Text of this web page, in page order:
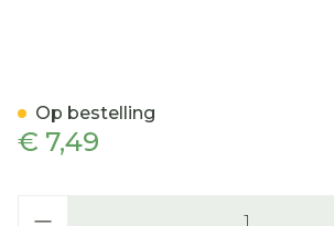
€ 7,49
Op bestelling